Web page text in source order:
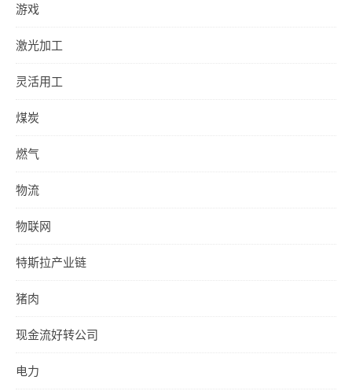
游戏
激光加工
灵活用工
煤炭
燃气
物流
物联网
特斯拉产业链
猪肉
现金流好转公司
电力